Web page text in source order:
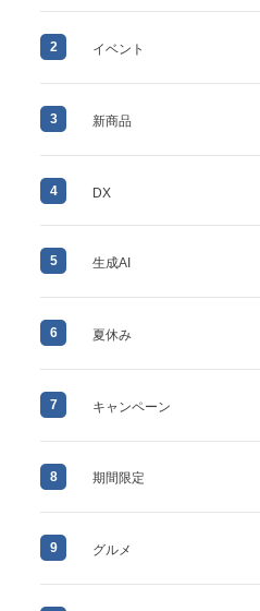
2 イベント
3 新商品
4 DX
5 生成AI
6 夏休み
7 キャンペーン
8 期間限定
9 グルメ